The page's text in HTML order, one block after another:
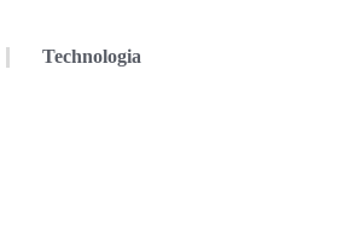
Technologia